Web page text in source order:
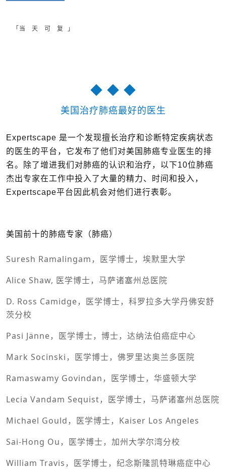
「当 天 可 复 」
◆ ◆ ◆
美国治疗肺癌最好的医生
Expertscape 是一个发现擅长治疗和诊断特定疾病状态
的医生的平台，它发布了他们对美国肺癌专业医生的排
名。除了增进我们对肺癌的认识和治疗，以下10位肺癌
杰出专家在工作中投入了大量的精力、时间和投入，
Expertscape平台因此机会对他们进行表彰。
美国前十的肺癌专家（肺癌）
Suresh Ramalingam，医学博士，埃默里大学
Alice Shaw, 医学博士，马萨诸塞州总医院
D. Ross Camidge，医学博士，科罗拉多大学丹佛安舒
茨分校
Pasi Jänne，医学博士，博士，达纳法伯癌症中心
Mark Socinski，医学博士，佛罗里达奥兰多医院
Ramaswamy Govindan，医学博士，华盛顿大学
Lecia Vandam Sequist，医学博士，马萨诸塞州总医院
Michael Gould，医学博士，Kaiser Los Angeles
Sai-Hong Ou，医学博士，加州大学尔湾分校
William Travis，医学博士，纪念斯隆凯特琳癌症中心